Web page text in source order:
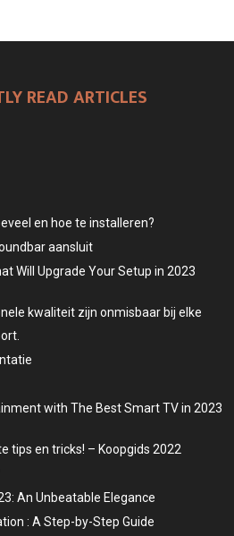
READ ARTICLES
en hoe te installeren?
aansluit
Will Upgrade Your Setup in 2023
kwaliteit zijn onmisbaar bij elke
with The Best Smart TV in 2023
tips en tricks! – Koopgids 2022
An Unbeatable Elegance
: A Step-by-Step Guide